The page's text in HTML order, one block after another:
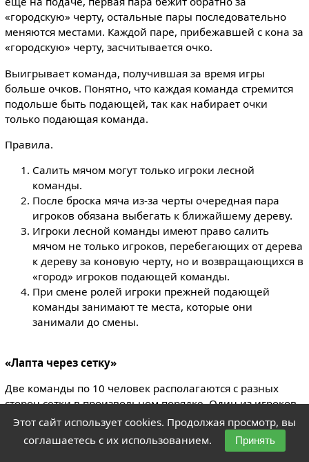
«городскую» черту, остальные пары последовательно
меняются местами. Каждой паре, прибежавшей с кона за
«городскую» черту, засчитывается очко.
Выигрывает команда, получившая за время игры
больше очков. Понятно, что каждая команда стремится
подольше быть подающей, так как наби­рает очки
только подающая команда.
Правила.
Салить мячом могут только игроки лесной
команды.
После броска мяча из-за черты оче­редная пара
игроков обязана выбегать к ближайшему дереву.
Игроки лесной команды имеют право салить
мячом не только игроков, перебегающих от дерева
к дереву за коновую черту, но и возвращающихся в
«город» игроков подающей команды.
При смене ролей игроки прежней подающей
команды занимают те места, которые они
занимали до смены.
«Лапта через сетку»
Две команды по 10 человек располагаются с разных
сторон сетки в произвольном порядке. Один из игроков
по сигналу передает ударом ладони мяч через сетку,
который должен приземлиться в пределах площадки
соперника. В отличие от волейбола, если игрок не сумел
Этот сайт использует cookies. Продолжая просмотр, вы
соглашаетесь с их использованием.
Принять